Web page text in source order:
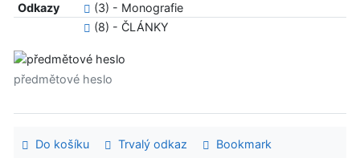
Odkazy
(3) - Monografie
(8) - ČLÁNKY
předmětové heslo
Do košíku Trvalý odkaz
Bookmark